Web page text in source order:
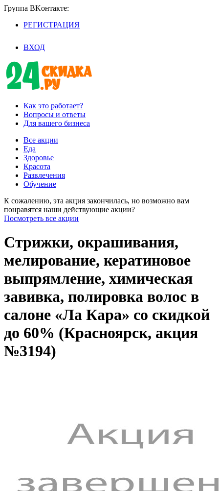
Группа BKoнтaктe:
РЕГИСТРАЦИЯ
ВХОД
Как это работает?
Вопросы и ответы
Для вашего бизнеса
Все акции
Еда
Здоровье
Красота
Развлечения
Обучение
К сожалению, эта акция закончилась, но возможно вам
понравятся наши действующие акции?
Посмотреть все акции
Стрижки, окрашивания,
мелирование, кератиновое
выпрямление, химическая
завивка, полировка волос в
салоне «Ла Кара» со скидкой
до 60% (Красноярск, акция
№3194)